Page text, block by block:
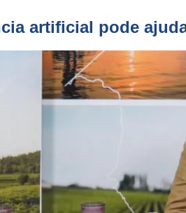
artificial pode